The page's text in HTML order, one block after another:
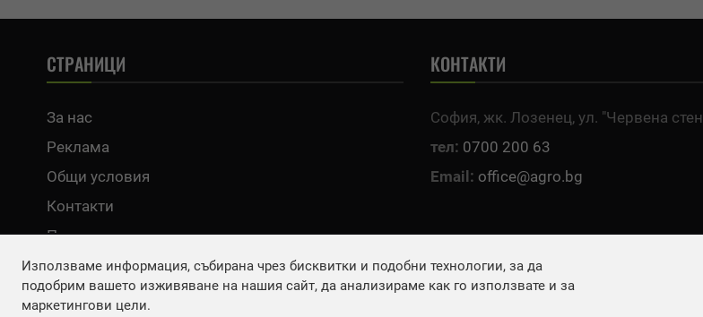
СТРАНИЦИ
За нас
Реклама
Общи условия
Контакти
Политика за поверителност
КОНТАКТИ
София, жк. Лозенец, ул. "Червена
тел: 0700 200 63
Email: office@agro.bg
Използваме информация, събирана чрез бисквитки и подобни технологии, за да
подобрим вашето изживяване на нашия сайт, да анализираме как го използвате и за
маркетингови цели.